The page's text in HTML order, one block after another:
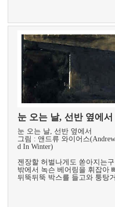
눈 오는 날, 선반 옆에서
눈 오는 날, 선반 옆에서
그림 : 앤드류 와이어스
d In Winter)
젠장할 허벌나게도 쏟아지는구
밖에서 녹슨 베어링을 휘잡아
뒤뚝뒤뚝 박스를 들고와 퉁탕